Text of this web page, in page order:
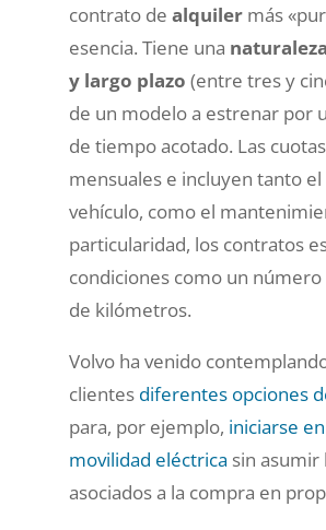
contrato de alquilermás
esencia. Tiene una
y largo plazo (entre tres y
de un modelo a estrenar por
de tiempo acotado. Las
mensuales e incluyen tanto
vehículo, como el
particularidad, los contratos
condiciones como un
de kilómetros.
Volvo ha venido
clientes diferentes opciones
para, por ejemplo, iniciarse
movilidad eléctrica sin asumir
asociados a la compra en